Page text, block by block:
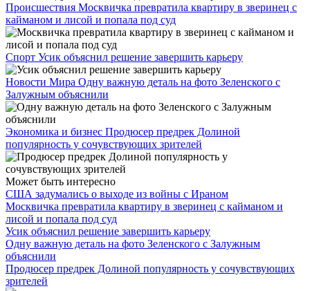
Происшествия Москвичка превратила квартиру в зверинец с
кайманом и лисой и попала под суд
Спорт Усик объяснил решение завершить карьеру
Новости Мира Одну важную деталь на фото Зеленского с
Залужным объяснили
Экономика и бизнес Продюсер предрек Долиной
популярность у сочувствующих зрителей
Может быть интересно
США задумались о выходе из войны с Ираном
Москвичка превратила квартиру в зверинец с кайманом и
лисой и попала под суд
Усик объяснил решение завершить карьеру
Одну важную деталь на фото Зеленского с Залужным
объяснили
Продюсер предрек Долиной популярность у сочувствующих
зрителей